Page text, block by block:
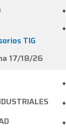
+
+
TIG
17/18/26
+
+
+